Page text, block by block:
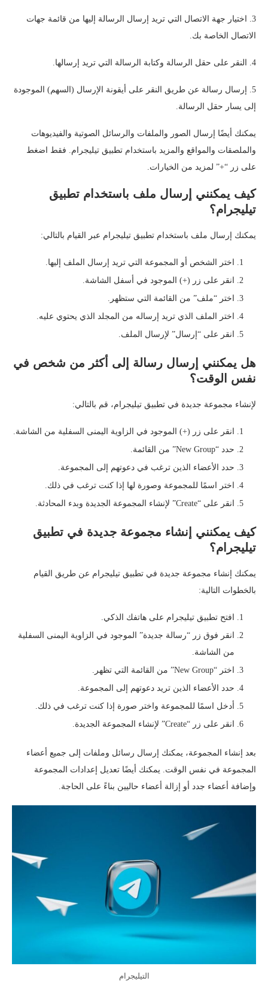
3. اختيار جهة الاتصال التي تريد إرسال الرسالة إليها من قائمة جهات
الاتصال الخاصة بك.
4. النقر على حقل الرسالة وكتابة الرسالة التي تريد إرسالها.
5. إرسال رسالة عن طريق النقر على أيقونة الإرسال (السهم) الموجودة
إلى يسار حقل الرسالة.
يمكنك أيضًا إرسال الصور والملفات والرسائل الصوتية والفيديوهات
والملصقات والمواقع والمزيد باستخدام تطبيق تيليجرام. فقط اضغط
على زر “+” لمزيد من الخيارات.
كيف يمكنني إرسال ملف باستخدام تطبيق
تيليجرام؟
يمكنك إرسال ملف باستخدام تطبيق تيليجرام عبر القيام بالتالي:
اختر الشخص أو المجموعة التي تريد إرسال الملف إليها.
انقر على زر (+) الموجود في أسفل الشاشة.
اختر “ملف” من القائمة التي ستظهر.
اختر الملف الذي تريد إرساله من المجلد الذي يحتوي عليه.
انقر على “إرسال” لإرسال الملف.
هل يمكنني إرسال رسالة إلى أكثر من شخص في
نفس الوقت؟
لإنشاء مجموعة جديدة في تطبيق تيليجرام، قم بالتالي:
انقر على زر (+) الموجود في الزاوية اليمنى السفلية من الشاشة.
حدد “New Group” من القائمة.
حدد الأعضاء الذين ترغب في دعوتهم إلى المجموعة.
اختر اسمًا للمجموعة وصورة لها إذا كنت ترغب في ذلك.
انقر على “Create” لإنشاء المجموعة الجديدة وبدء المحادثة.
كيف يمكنني إنشاء مجموعة جديدة في تطبيق
تيليجرام؟
يمكنك إنشاء مجموعة جديدة في تطبيق تيليجرام عن طريق القيام
بالخطوات التالية:
افتح تطبيق تيليجرام على هاتفك الذكي.
انقر فوق زر “رسالة جديدة” الموجود في الزاوية اليمنى السفلية
من الشاشة.
اختر “New Group” من القائمة التي تظهر.
حدد الأعضاء الذين تريد دعوتهم إلى المجموعة.
أدخل اسمًا للمجموعة واختر صورة إذا كنت ترغب في ذلك.
انقر على زر “Create” لإنشاء المجموعة الجديدة.
بعد إنشاء المجموعة، يمكنك إرسال رسائل وملفات إلى جميع أعضاء
المجموعة في نفس الوقت. يمكنك أيضًا تعديل إعدادات المجموعة
وإضافة أعضاء جدد أو إزالة أعضاء حاليين بناءً على الحاجة.
التيليجرام